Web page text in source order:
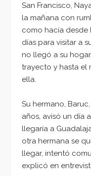
San Francisco,
la mañana con
como hacía desde
días para visitar a
no llegó a su
trayecto y hasta el
ella.
Su hermano,
años, avisó un día
llegaría a
otra hermana se
llegar, intentó
explicó en